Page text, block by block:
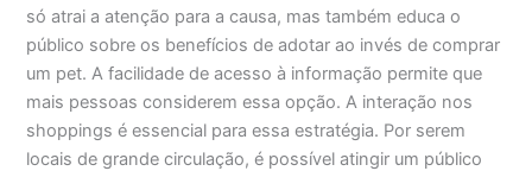
só atrai a atenção para a causa, mas também educa o
público sobre os benefícios de adotar ao invés de comprar
um pet. A facilidade de acesso à informação permite que
mais pessoas considerem essa opção. A interação nos
shoppings é essencial para essa estratégia. Por serem
locais de grande circulação, é possível atingir um público